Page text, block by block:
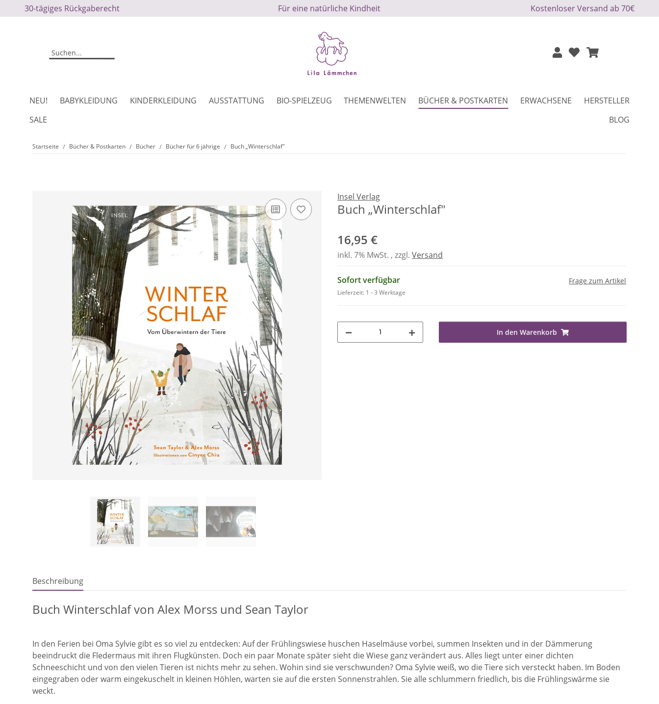
30-tägiges Rückgaberecht Für eine natürliche Kindheit Kostenloser Versand ab 70€
NEU! BABYKLEIDUNG KINDERKLEIDUNG AUSSTATTUNG BIO-SPIELZEUG THEMENWELTEN BÜCHER & POSTKARTEN ERWACHSENE
HERSTELLER
SALE
BLOG
Startseite Bücher & Postkarten Bücher Bücher für 6 jährige Buch „Winterschlaf"
Insel Verlag
Buch „Winterschlaf"
16,95 €
inkl. 7% MwSt. , zzgl. Versand
Sofort verfügbar
Lieferzeit: 1 - 3 Werktage
Frage zum Artikel
In den Warenkorb
Beschreibung
Buch Winterschlaf von Alex Morss und Sean Taylor
In den Ferien bei Oma Sylvie gibt es so viel zu entdecken: Auf der Frühlingswiese huschen Haselmäuse vorbei, summen Insekten und in der Dämmerung
beeindruckt die Fledermaus mit ihren Flugkünsten. Doch ein paar Monate später sieht die Wiese ganz verändert aus. Alles liegt unter einer dichten
Schneeschicht und von den vielen Tieren ist nichts mehr zu sehen. Wohin sind sie verschwunden? Oma Sylvie weiß, wo die Tiere sich versteckt haben. Im Boden
eingegraben oder warm eingekuschelt in kleinen Höhlen, warten sie auf die ersten Sonnenstrahlen. Sie alle schlummern friedlich, bis die Frühlingswärme sie
weckt.